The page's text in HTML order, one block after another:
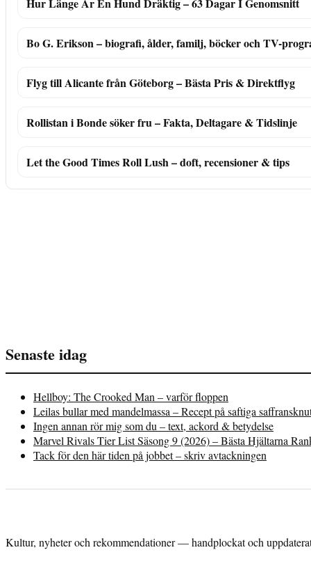
Bo G. Erikson – biografi, ålder, familj, böcker och TV-
Flyg till Alicante från Göteborg – Bästa Pris & Direktflyg
Rollistan i Bonde söker fru – Fakta, Deltagare & Tidslinje
Let the Good Times Roll Lush – doft, recensioner & tips
Senaste idag
Hellboy: The Crooked Man – varför floppen
Leilas bullar med mandelmassa – Recept på saftiga
Ingen annan rör mig som du – text, ackord & betydelse
Marvel Rivals Tier List Säsong 9 (2026) – Bästa Hjältarna
Tack för den här tiden på jobbet – skriv avtackningen
Kultur, nyheter och rekommendationer — handplockat och